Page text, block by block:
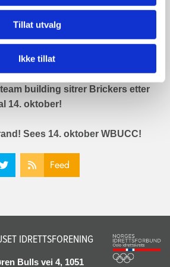
Tillat utvalg
Ikke tillat
6 tidligere kamper, og tapte
Laget tar med seg den
en nydelig generalprøve for
Etter lang tid med trening,
building sitrer Brickers etter
14. oktober!
Sees 14. oktober WBUCC!
Feed
IDRETTSFORENING
Bulls vei 4, 1051